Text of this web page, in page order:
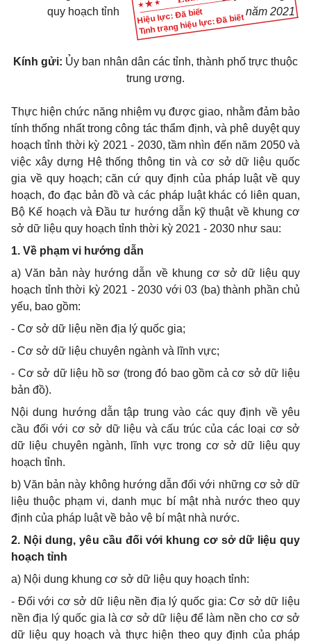
Hiệu lực: Đã biết
Tình trạng hiệu lực: Đã biết
quy hoạch tỉnh
năm 2021
Kính gửi: Ủy ban nhân dân các tỉnh, thành phố trực thuộc
trung ương.
Thực hiện chức năng nhiệm vụ được giao, nhằm đảm bảo
tính thống nhất trong công tác thẩm định, và phê duyệt quy
hoạch tỉnh thời kỳ 2021 - 2030, tầm nhìn đến năm 2050 và
việc xây dựng Hệ thống thông tin và cơ sở dữ liệu quốc
gia về quy hoạch; căn cứ quy định của pháp luật về quy
hoạch, đo đạc bản đồ và các pháp luật khác có liên quan,
Bộ Kế hoạch và Đầu tư hướng dẫn kỹ thuật về khung cơ
sở dữ liệu quy hoạch tỉnh thời kỳ 2021 - 2030 như sau:
1. Về phạm vi hướng dẫn
a) Văn bản này hướng dẫn về khung cơ sở dữ liệu quy
hoạch tỉnh thời kỳ 2021 - 2030 với 03 (ba) thành phần chủ
yếu, bao gồm:
- Cơ sở dữ liệu nền địa lý quốc gia;
- Cơ sở dữ liệu chuyên ngành và lĩnh vực;
- Cơ sở dữ liệu hồ sơ (trong đó bao gồm cả cơ sở dữ liệu
bản đồ).
Nội dung hướng dẫn tập trung vào các quy định về yêu
cầu đối với cơ sở dữ liệu và cấu trúc của các loại cơ sở
dữ liệu chuyên ngành, lĩnh vực trong cơ sở dữ liệu quy
hoạch tỉnh.
b) Văn bản này không hướng dẫn đối với những cơ sở dữ
liệu thuộc phạm vi, danh mục bí mật nhà nước theo quy
định của pháp luật về bảo vệ bí mật nhà nước.
2. Nội dung, yêu cầu đối với khung cơ sở dữ liệu quy
hoạch tỉnh
a) Nội dung khung cơ sở dữ liệu quy hoạch tỉnh:
- Đối với cơ sở dữ liệu nền địa lý quốc gia: Cơ sở dữ liệu
nền địa lý quốc gia là cơ sở dữ liệu để làm nền cho cơ sở
dữ liệu quy hoạch và thực hiện theo quy định của pháp